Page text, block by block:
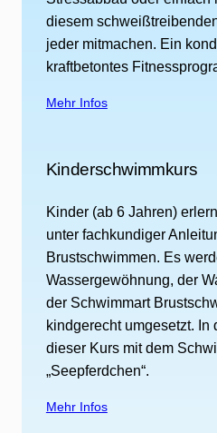
diesem
jeder mitmachen. Ein
kraftbetontes
Mehr Infos
Kinderschwimmkurs
Kinder (ab 6 Jahren)
unter fachkundiger
Brustschwimmen. Es
Wassergewöhnung, der
der Schwimmart
kindgerecht umgesetzt. In
dieser Kurs mit dem
„Seepferdchen“.
Mehr Infos